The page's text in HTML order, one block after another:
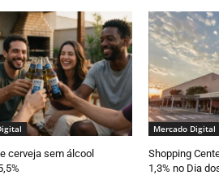
cerveja sem álcool
Mercado Digital
Shopping
1,3% no Dia